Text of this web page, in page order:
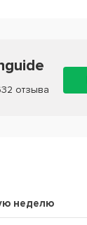
отзыва
неделю